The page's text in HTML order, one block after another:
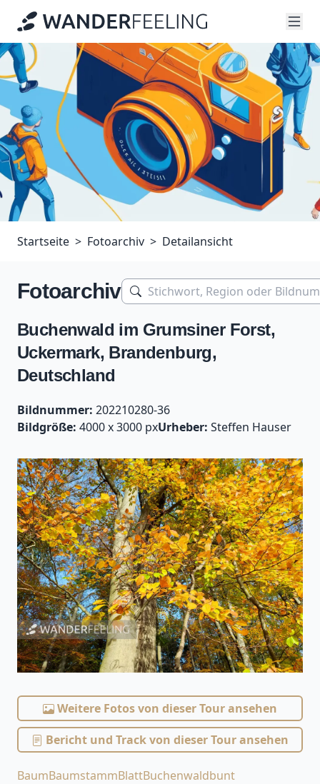
Startseite Fotoarchiv Detailansicht
Fotoarchiv
Buchenwald im Grumsiner Forst,
Uckermark, Brandenburg,
Deutschland
Bildnummer: 202210280-36
Bildgröße: 4000 x 3000 pxUrheber: Steffen Hauser
Weitere Fotos von dieser Tour ansehen
Bericht und Track von dieser Tour ansehen
BaumBaumstammBlattBuchenwaldbunt